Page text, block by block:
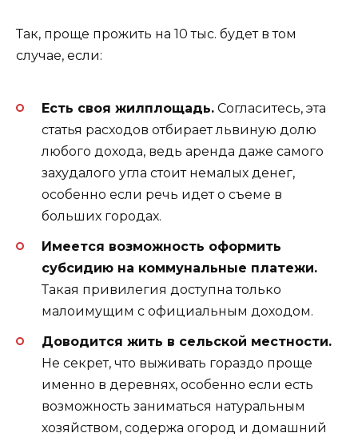
Так, проще прожить на 10 тыс. будет в том
случае, если:
Есть своя жилплощадь. Согласитесь, эта
статья расходов отбирает львиную долю
любого дохода, ведь аренда даже самого
захудалого угла стоит немалых денег,
особенно если речь идет о съеме в
больших городах.
Имеется возможность оформить
субсидию на коммунальные платежи.
Такая привилегия доступна только
малоимущим с официальным доходом.
Доводится жить в сельской местности.
Не секрет, что выживать гораздо проще
именно в деревнях, особенно если есть
возможность заниматься натуральным
хозяйством, содержа огород и домашний